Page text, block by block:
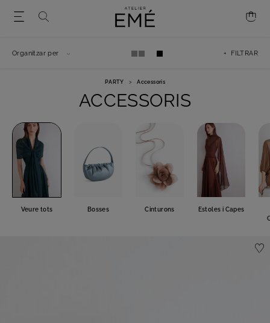
PARTY > Accessoris
ACCESSORIS
Veure tots Bosses Cinturons
Estoles i Capes
+ FILTRAR
Organitzar per